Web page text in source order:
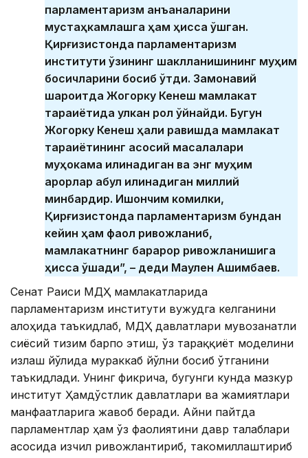
парламентаризм анъаналарини
мустаҳкамлашга ҳам ҳисса қўшган.
Қирғизистонда парламентаризм
институти ўзининг шаклланишининг муҳим
босқичларини босиб ўтди. Замонавий
шароитда Жогорку Кенеш мамлакат
тараққиётида улкан рол ўйнайди. Бугун
Жогорку Кенеш ҳақли равишда мамлакат
тараққиётининг асосий масалалари
муҳокама қилинадиган ва энг муҳим
қарорлар қабул қилинадиган миллий
минбардир. Ишончим комилки,
Қирғизистонда парламентаризм бундан
кейин ҳам фаол ривожланиб,
мамлакатнинг барқарор ривожланишига
ҳисса қўшади”, – деди Маулен Ашимбаев.
Сенат Раиси МДҲ мамлакатларида
парламентаризм институти вужудга келганини
алоҳида таъкидлаб, МДҲ давлатлари мувозанатли
сиёсий тизим барпо этиш, ўз тараққиёт моделини
излаш йўлида мураккаб йўлни босиб ўтганини
таъкидлади. Унинг фикрича, бугунги кунда мазкур
институт Ҳамдўстлик давлатлари ва жамиятлари
манфаатларига жавоб беради. Айни пайтда
парламентлар ҳам ўз фаолиятини давр талаблари
асосида изчил ривожлантириб, такомиллаштириб